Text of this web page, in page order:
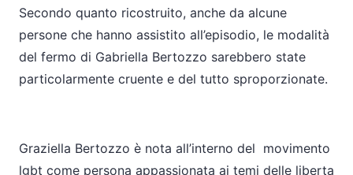
Secondo quanto ricostruito, anche da alcune
persone che hanno assistito all’episodio, le modalità
del fermo di Gabriella Bertozzo sarebbero state
particolarmente cruente e del tutto sproporzionate.
Graziella Bertozzo è nota all’interno del movimento
lgbt come persona appassionata ai temi delle liberta